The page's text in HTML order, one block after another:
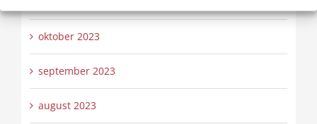
oktober 2023
september 2023
august 2023